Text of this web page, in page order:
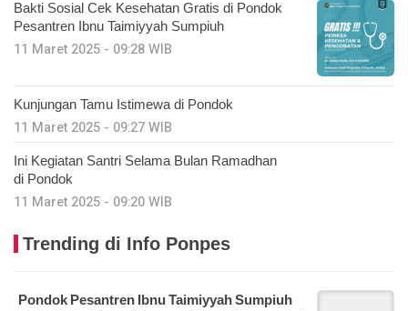
Bakti Sosial Cek Kesehatan Gratis di Pondok
Pesantren Ibnu Taimiyyah Sumpiuh
11 Maret 2025 - 09:28 WIB
Kunjungan Tamu Istimewa di Pondok
11 Maret 2025 - 09:27 WIB
Ini Kegiatan Santri Selama Bulan Ramadhan
di Pondok
11 Maret 2025 - 09:20 WIB
Trending di Info Ponpes
Pondok Pesantren Ibnu Taimiyyah Sumpiuh